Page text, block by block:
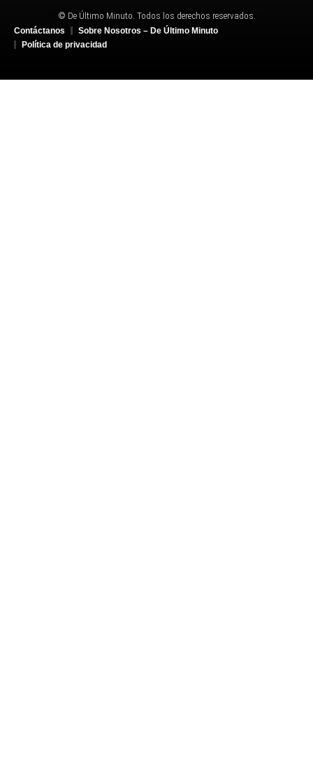
© De Último Minuto. Todos los derechos reservados.
Contáctanos
Sobre Nosotros – De Último Minuto
Política de privacidad